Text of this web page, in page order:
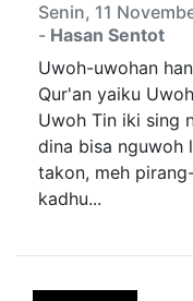
Senin, 11
- Hasan Sentot
Uwoh-uwohan
Qur'an yaiku
Uwoh Tin iki sing
dina bisa nguwoh
takon, meh
kadhu...